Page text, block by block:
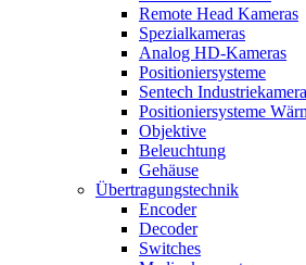
Remote Head Kameras
Spezialkameras
Analog HD-Kameras
Positioniersysteme
Sentech
Positioniersysteme
Objektive
Beleuchtung
Gehäuse
Übertragungstechnik
Encoder
Decoder
Switches